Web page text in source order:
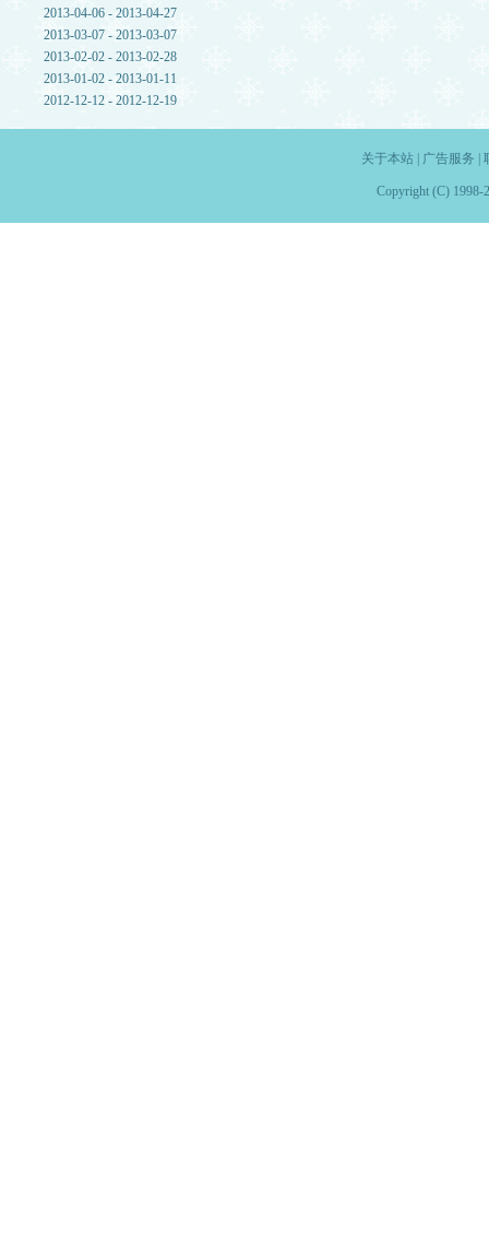
2013-04-06 - 2013-04-27
2013-03-07 - 2013-03-07
2013-02-02 - 2013-02-28
2013-01-02 - 2013-01-11
2012-12-12 - 2012-12-19
关于本站| 广告服务
Copyright (C) 1998-